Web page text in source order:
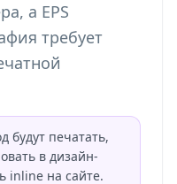
а EPS
требует
будут печатать,
в дизайн-
inline на сайте.